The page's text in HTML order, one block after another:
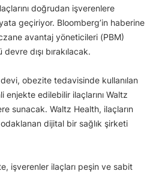
doğrudan işverenlere
geçiriyor. Bloomberg’in haberine
avantaj yöneticileri (PBM)
dışı bırakılacak.
obezite tedavisinde kullanılan
edilebilir ilaçlarını Waltz
sunacak. Waltz Health, ilaçların
dijital bir sağlık şirketi
işverenler ilaçları peşin ve sabit